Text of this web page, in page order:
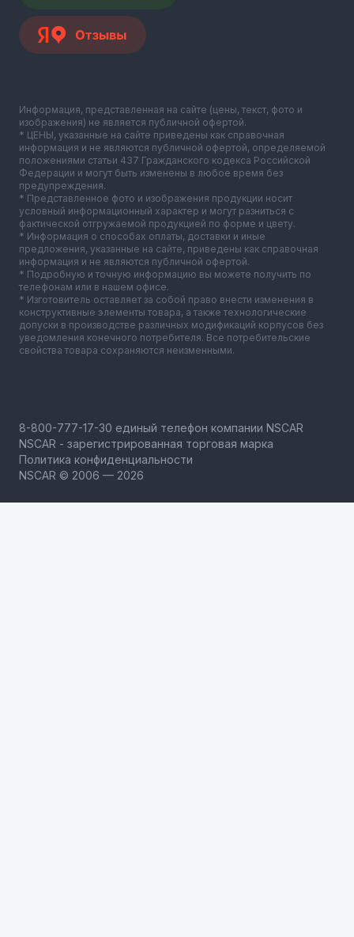
Информация, представленная на сайте (цены, текст, фото и
изображения) не является публичной офертой.
* ЦЕНЫ, указанные на сайте приведены как справочная
информация и не являются публичной офертой, определяемой
положениями статьи 437 Гражданского кодекса Российской
Федерации и могут быть изменены в любое время без
предупреждения.
* Представленное фото и изображения продукции носит
условный информационный характер и могут разниться с
фактической отгружаемой продукцией по форме и цвету.
* Информация о способах оплаты, доставки и иные
предложения, указанные на сайте, приведены как справочная
информация и не являются публичной офертой.
* Подробную и точную информацию вы можете получить по
телефонам или в нашем офисе.
* Изготовитель оставляет за собой право внести изменения в
конструктивные элементы товара, а также технологические
допуски в производстве различных модификаций корпусов без
уведомления конечного потребителя. Все потребительские
свойства товара сохраняются неизменными.
NSCAR - зарегистрированная торговая марка
Политика конфиденциальности
NSCAR © 2006 — 2026